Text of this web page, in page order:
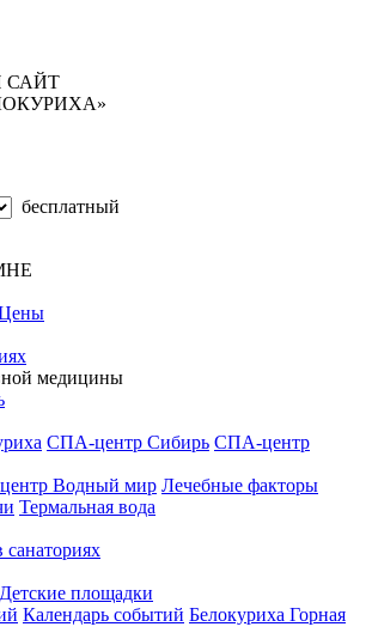
САЙТ
бесплатный
медицины
СПА-центр Сибирь СПА-центр
Водный мир Лечебные факторы
Термальная вода
санаториях
Детские площадки
Календарь событий Белокуриха Горная